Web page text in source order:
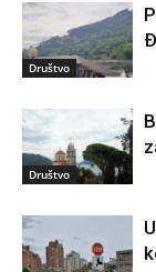
Društvo
Društvo